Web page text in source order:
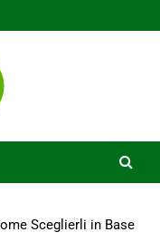
Sceglierli in Base